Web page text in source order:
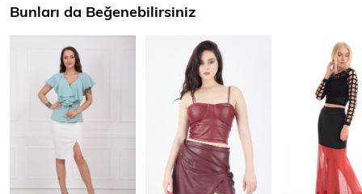
Bunları da Beğenebilirsiniz